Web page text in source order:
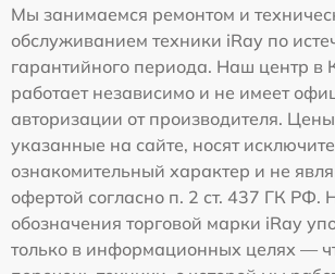
Мы занимаемся ремонтом и
обслуживанием техники iRay по
гарантийного периода. Наш центр в
работает независимо и не имеет
авторизации от производителя.
указанные на сайте, носят
ознакомительный характер и не
офертой согласно п. 2 ст. 437 ГК РФ.
обозначения торговой марки iRay
только в информационных целях —